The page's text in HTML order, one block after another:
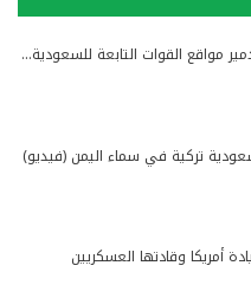
مواقع القوات التابعة للسعودية…
تركية في سماء اليمن (فيديو)
أمريكا وقادتها العسكريين